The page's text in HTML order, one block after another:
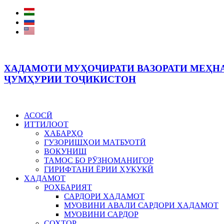
ХАДАМОТИ МУҲОҶИРАТИ ВАЗОРАТИ
ҶУМҲУРИИ ТОҶИКИСТОН
АСОСӢ
ИТТИЛООТ
ХАБАРҲО
ГУЗОРИШҲОИ МАТБУОТӢ
ВОКУНИШ
ТАМОС БО РӮЗНОМАНИГОР
ГИРИФТАНИ ЁРИИ ҲУҚУҚӢ
ХАДАМОТ
РОҲБАРИЯТ
САРДОРИ ХАДАМОТ
МУОВИНИ АВАЛИ САРДОРИ ХАДАМОТ
МУОВИНИ САРДОР